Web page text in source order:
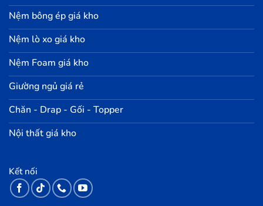
Nệm bông ép giá kho
Nệm lò xo giá kho
Nệm Foam giá kho
Giường ngủ giá rẻ
Chăn - Drap - Gối - Topper
Nội thất giá kho
Kết nối